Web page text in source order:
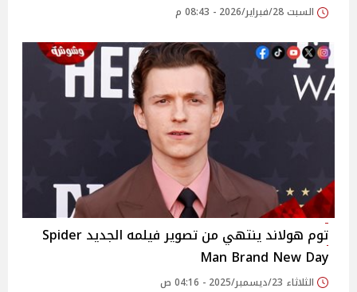
السبت 28/فبراير/2026 - 08:43 م
توم هولاند ينتهي من تصوير فيلمه الجديد Spider
Man Brand New Day
الثلاثاء 23/ديسمبر/2025 - 04:16 ص